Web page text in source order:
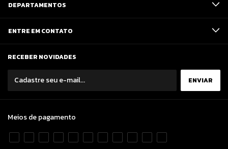
DEPARTAMENTOS
ENTRE EM CONTATO
RECEBER NOVIDADES
Meios de pagamento